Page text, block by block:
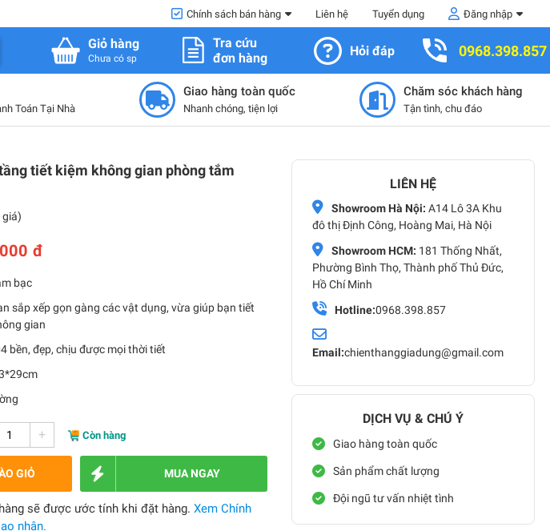
Chính sách bán hàng Liên hệ Tuyển dụng Đăng nhập
Giỏ hàng
Chưa có sp
Tra cứu
đơn hàng
Hỏi đáp 0968.398.857
Toán Tại Nhà
Giao hàng toàn quốc
Nhanh chóng, tiện lợi
Chăm sóc khách hàng
Tận tình, chu đáo
tiết kiệm không gian phòng tắm
giá)
đ
bạc
sắp xếp gọn gàng các vật dụng, vừa giúp bạn tiết
gian
bền, đẹp, chịu được mọi thời tiết
+ Còn hàng
GIỎ MUA NGAY
sẽ được ước tính khi đặt hàng.Xem Chính
nhận.
LIÊN HỆ
Showroom Hà Nội: A14 Lô 3A Khu
đô thị Định Công, Hoàng Mai, Hà Nội
Showroom HCM: 181 Thống Nhất,
Phường Bình Thọ, Thành phố Thủ Đức,
Hồ Chí Minh
Hotline:0968.398.857
Email:chienthanggiadung@gmail.com
DỊCH VỤ & CHÚ Ý
Giao hàng toàn quốc
Sản phẩm chất lượng
Đội ngũ tư vấn nhiệt tình